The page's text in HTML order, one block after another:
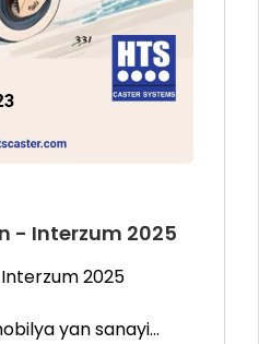
- Interzum 2025
Interzum 2025
yan sanayi...